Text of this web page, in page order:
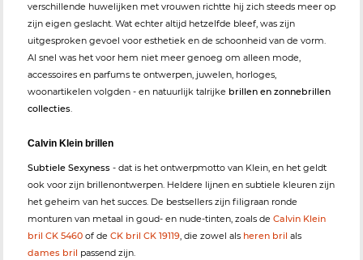
verschillende huwelijken met vrouwen richtte hij zich steeds meer op
zijn eigen geslacht. Wat echter altijd hetzelfde bleef, was zijn
uitgesproken gevoel voor esthetiek en de schoonheid van de vorm.
Al snel was het voor hem niet meer genoeg om alleen mode,
accessoires en parfums te ontwerpen, juwelen, horloges,
woonartikelen volgden - en natuurlijk talrijke brillen en zonnebrillen
collecties.
Calvin Klein brillen
Subtiele Sexyness - dat is het ontwerpmotto van Klein, en het geldt
ook voor zijn brillenontwerpen. Heldere lijnen en subtiele kleuren zijn
het geheim van het succes. De bestsellers zijn filigraan ronde
monturen van metaal in goud- en nude-tinten, zoals de Calvin Klein
bril CK 5460 of de CK bril CK 19119, die zowel als heren bril als
dames bril passend zijn.